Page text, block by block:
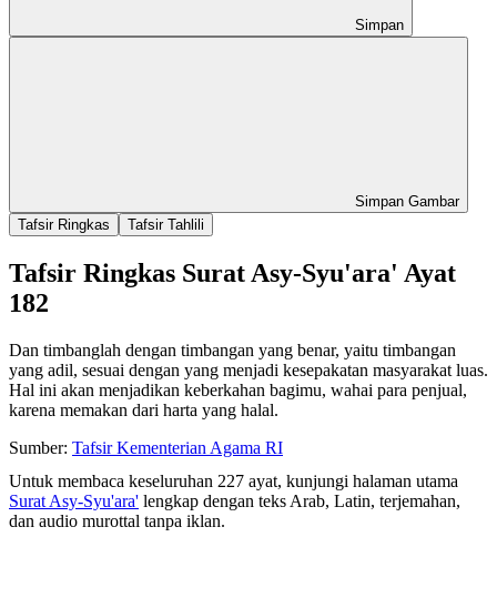
Simpan
Simpan Gambar
Tafsir Ringkas
Tafsir Tahlili
Tafsir Ringkas Surat Asy-Syu'ara' Ayat
182
Dan timbanglah dengan timbangan yang benar, yaitu timbangan
yang adil, sesuai dengan yang menjadi kesepakatan masyarakat luas.
Hal ini akan menjadikan keberkahan bagimu, wahai para penjual,
karena memakan dari harta yang halal.
Sumber: Tafsir Kementerian Agama RI
Untuk membaca keseluruhan 227 ayat, kunjungi halaman utama
Surat Asy-Syu'ara' lengkap dengan teks Arab, Latin, terjemahan,
dan audio murottal tanpa iklan.